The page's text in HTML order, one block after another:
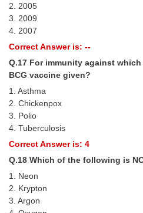
2. 2005
3. 2009
4. 2007
Correct Answer is: --
Q.17 For immunity against
BCG vaccine given?
1. Asthma
2. Chickenpox
3. Polio
4. Tuberculosis
Correct Answer is: 4
Q.18 Which of the following is
1. Neon
2. Krypton
3. Argon